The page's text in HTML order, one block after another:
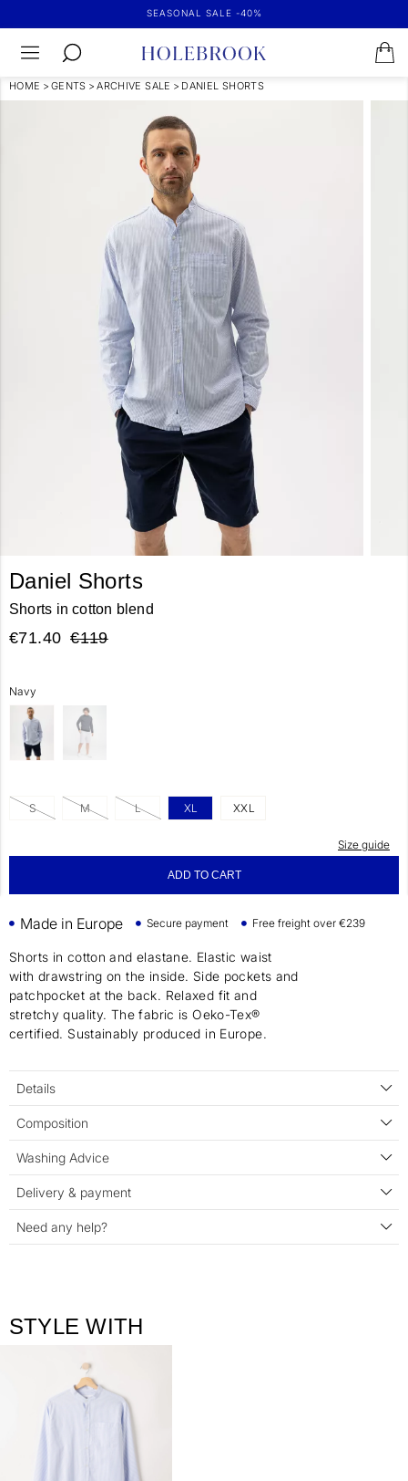
SEASONAL SALE -40%
HOME > GENTS > ARCHIVE SALE > DANIEL SHORTS
Daniel Shorts
Shorts in cotton blend
€71.40 €119
Navy
S M L XL XXL
Size guide
ADD TO CART
Made in Europe Secure payment Free freight over €239
Shorts in cotton and elastane. Elastic waist
with drawstring on the inside. Side pockets and
patchpocket at the back. Relaxed fit and
stretchy quality. The fabric is Oeko-Tex®
certified. Sustainably produced in Europe.
Details
Composition
Washing Advice
Delivery & payment
Need any help?
STYLE WITH